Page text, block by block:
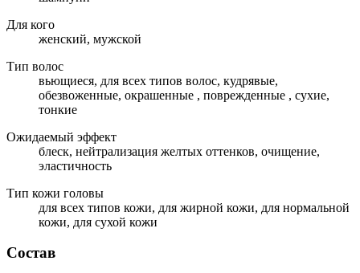
Для кого
женский, мужской
Тип волос
вьющиеся, для всех типов волос, кудрявые,
обезвоженные, окрашенные , поврежденные , сухие,
тонкие
Ожидаемый эффект
блеск, нейтрализация желтых оттенков, очищение,
эластичность
Тип кожи головы
для всех типов кожи, для жирной кожи, для нормальной
кожи, для сухой кожи
Состав